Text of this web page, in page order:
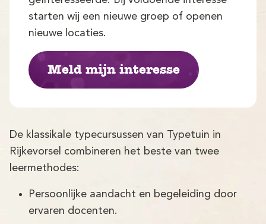
Aanmelden
starten wij een nieuwe groep of openen
nieuwe locaties.
Meld mijn interesse
De klassikale typecursussen van Typetuin in
Rijkevorsel combineren het beste van twee
leermethodes:
Persoonlijke aandacht en begeleiding door
ervaren docenten.